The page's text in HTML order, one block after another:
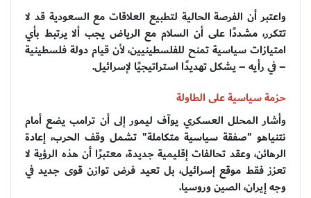
واعتبر أن الفرصة الحالية لتطبيع العلاقات مع السعودية قد لا
تتكرر، مشددًا على أن السلام مع الرياض يجب ألا يرتبط بأي
امتيازات سياسية تمنح للفلسطينيين، لأن قيام دولة فلسطينية
– في رأيه – يشكل تهديدًا استراتيجيًا لإسرائيل.
حزمة سياسية على الطاولة
وأشار المحلل العسكري يوآف ليمور إلى أن ترامب يضع أمام
نتنياهو "صفقة سياسية متكاملة" تشمل وقف الحرب، إعادة
الرهائن، وعقد تحالفات إقليمية جديدة، معتبرًا أن هذه الرؤية لا
تعزز فقط موقع إسرائيل، بل تعيد فرض توازن قوى جديد في
وجه إيران، الصين وروسيا.